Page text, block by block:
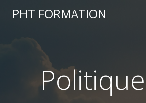
PHT FORMATION